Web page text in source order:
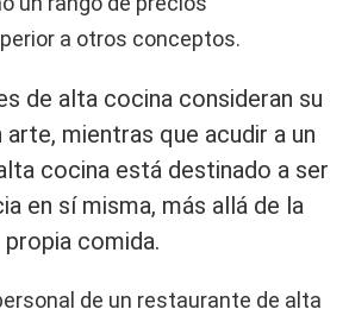
a otros conceptos.
de alta cocina consideran su
mientras que acudir a un
cocina está destinado a ser
en sí misma, más allá de la
propia comida.
de un restaurante de alta